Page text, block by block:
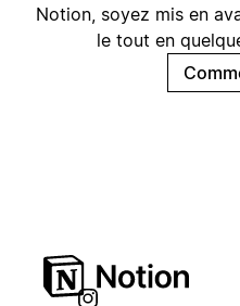
Notion, soyez mis en
le tout en